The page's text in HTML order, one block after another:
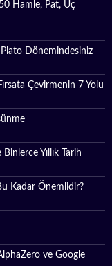
Hamle, Pat, Üç
Dönemindesiniz
Çevirmenin 7 Yolu
Yıllık Tarih
Kadar Önemlidir?
ve Google